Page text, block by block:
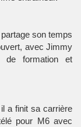
son temps
avec Jimmy
de formation et
a finit sa carrière
pour M6 avec